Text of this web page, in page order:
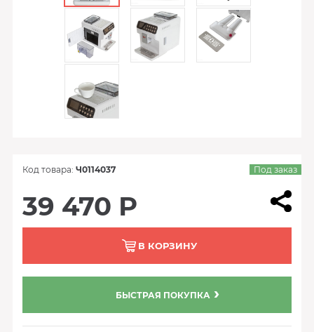
Код товара: Ч0114037 Под заказ
39 470 Р
В КОРЗИНУ
БЫСТРАЯ ПОКУПКА